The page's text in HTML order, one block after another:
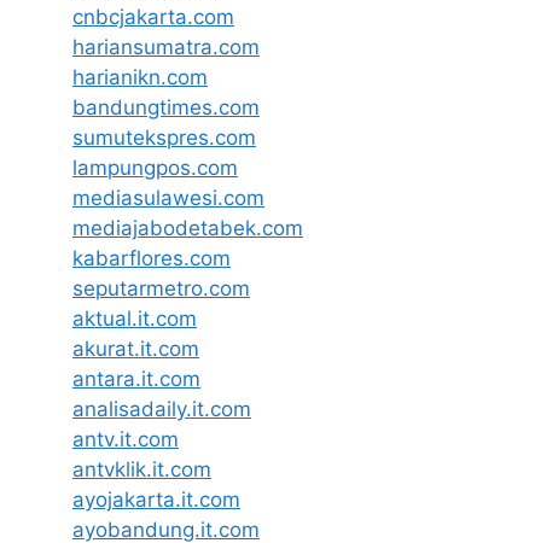
cnbcjakarta.com
hariansumatra.com
harianikn.com
bandungtimes.com
sumutekspres.com
lampungpos.com
mediasulawesi.com
mediajabodetabek.com
kabarflores.com
seputarmetro.com
aktual.it.com
akurat.it.com
antara.it.com
analisadaily.it.com
antv.it.com
antvklik.it.com
ayojakarta.it.com
ayobandung.it.com